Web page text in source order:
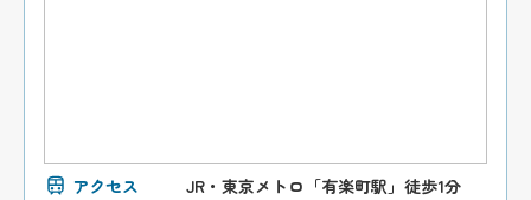
アクセス JR・東京メトロ「有楽町駅」徒歩1分